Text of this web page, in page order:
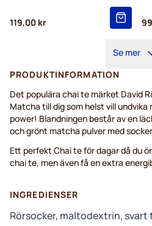
119,00 kr
Se mer
PRODUKTINFORMATION
Det populära chai te märket David
Matcha till dig som helst vill undvika
power! Blandningen består av en
och grönt matcha pulver med
Ett perfekt Chai te för dagar då du
chai te, men även få en extra
INGREDIENSER
Rörsocker, maltodextrin,